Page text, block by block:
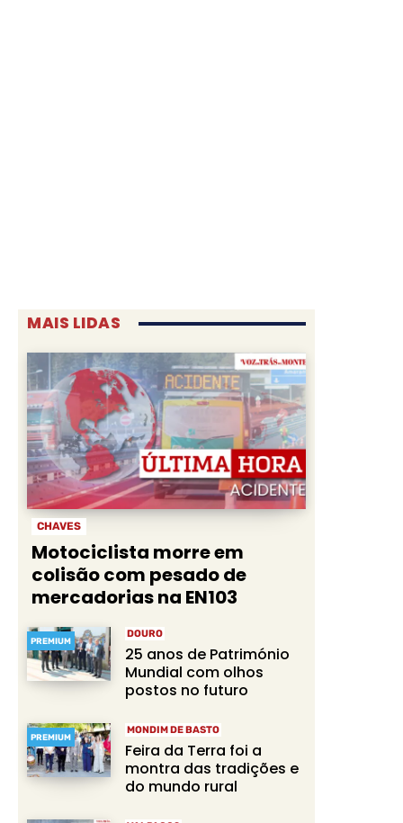
MAIS LIDAS
CHAVES
Motociclista morre em
colisão com pesado de
mercadorias na EN103
PREMIUM
DOURO
25 anos de Património
Mundial com olhos
postos no futuro
PREMIUM
MONDIM DE BASTO
Feira da Terra foi a
montra das tradições e
do mundo rural